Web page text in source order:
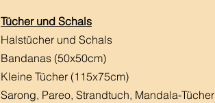
Tücher und Schals
Halstücher und Schals
Bandanas (50x50cm)
Kleine Tücher (115x75cm)
Sarong, Pareo, Strandtuch, Mandala-Tücher